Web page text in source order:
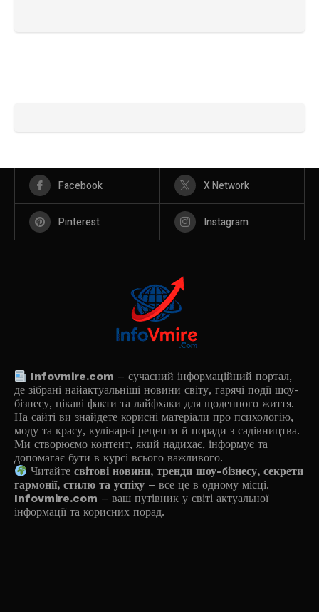
Facebook X Network
Pinterest Instagram
Infovmire.com – сучасний інформаційний портал,
де зібрані найактуальніші новини світу, гарячі події шоу-
бізнесу, цікаві факти та лайфхаки для щоденного життя.
На сайті ви знайдете корисні матеріали про психологію,
моду та красу, кулінарні рецепти й поради з садівництва.
Ми створюємо контент, який надихає, інформує та
допомагає бути в курсі всього важливого.
Читайтесвітові новини, тренди шоу-бізнесу, секрети
гармонії, стилю та успіху – все це в одному місці.
Infovmire.com – ваш путівник у світі актуальної
інформації та корисних порад.